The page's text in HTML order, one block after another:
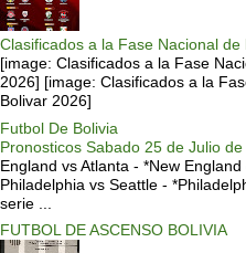
Clasificados a la Fase Nacional
[image: Clasificados a la Fase
2026] [image: Clasificados a la
Bolivar 2026]
Futbol De Bolivia
Pronosticos Sabado 25 de Julio
England vs Atlanta - *New
Philadelphia vs Seattle -
serie ...
FUTBOL DE ASCENSO BOLIVIA